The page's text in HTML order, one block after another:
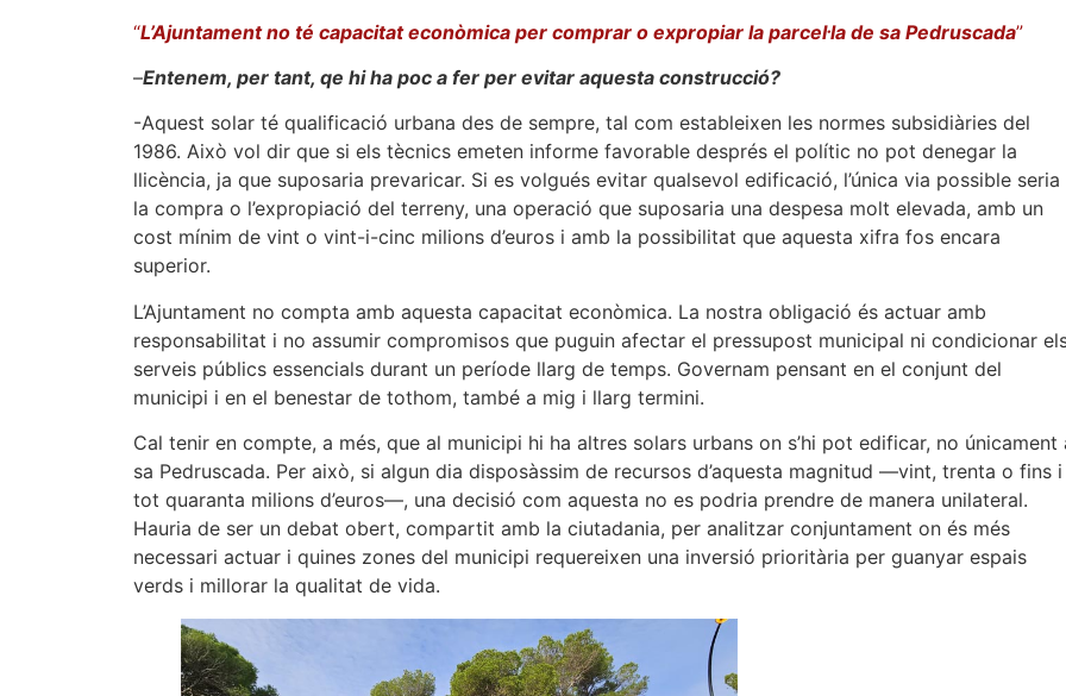
“L’Ajuntament no té capacitat econòmica per comprar o expropiar la parcel·la de sa Pedruscada”
–Entenem, per tant, qe hi ha poc a fer per evitar aquesta construcció?
-Aquest solar té qualificació urbana des de sempre, tal com estableixen les normes subsidiàries del
1986. Això vol dir que si els tècnics emeten informe favorable després el polític no pot denegar la
llicència, ja que suposaria prevaricar. Si es volgués evitar qualsevol edificació, l’única via possible seria
la compra o l’expropiació del terreny, una operació que suposaria una despesa molt elevada, amb un
cost mínim de vint o vint-i-cinc milions d’euros i amb la possibilitat que aquesta xifra fos encara
superior.
L’Ajuntament no compta amb aquesta capacitat econòmica. La nostra obligació és actuar amb
responsabilitat i no assumir compromisos que puguin afectar el pressupost municipal ni condicionar
serveis públics essencials durant un període llarg de temps. Governam pensant en el conjunt del
municipi i en el benestar de tothom, també a mig i llarg termini.
Cal tenir en compte, a més, que al municipi hi ha altres solars urbans on s’hi pot edificar, no únicament
sa Pedruscada. Per això, si algun dia disposàssim de recursos d’aquesta magnitud —vint, trenta o fins i
tot quaranta milions d’euros—, una decisió com aquesta no es podria prendre de manera unilateral.
Hauria de ser un debat obert, compartit amb la ciutadania, per analitzar conjuntament on és més
necessari actuar i quines zones del municipi requereixen una inversió prioritària per guanyar espais
verds i millorar la qualitat de vida.